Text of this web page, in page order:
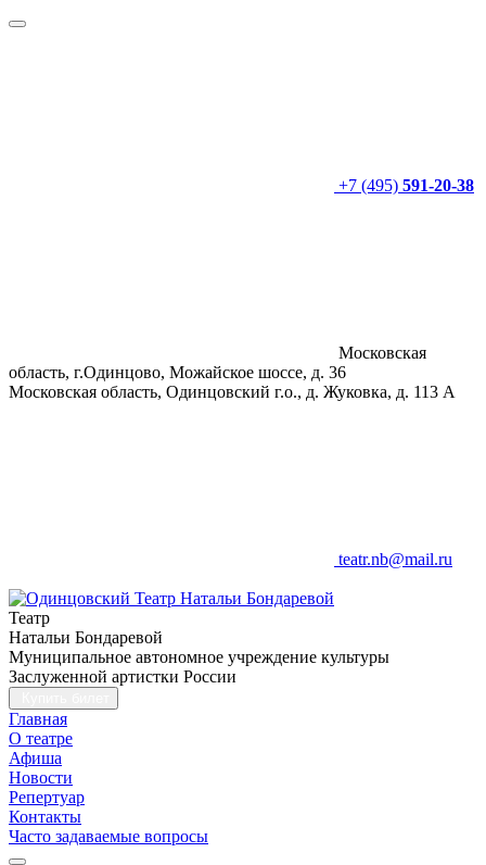
+7 (495) 591-20-38
Московская
область, г.Одинцово, Можайское шоссе, д. 36
Московская область, Одинцовский г.о., д. Жуковка, д. 113 А
teatr.nb@mail.ru
Театр
Натальи Бондаревой
Муниципальное автономное учреждение культуры
Заслуженной артистки России
Главная
О театре
Афиша
Новости
Репертуар
Контакты
Часто задаваемые вопросы